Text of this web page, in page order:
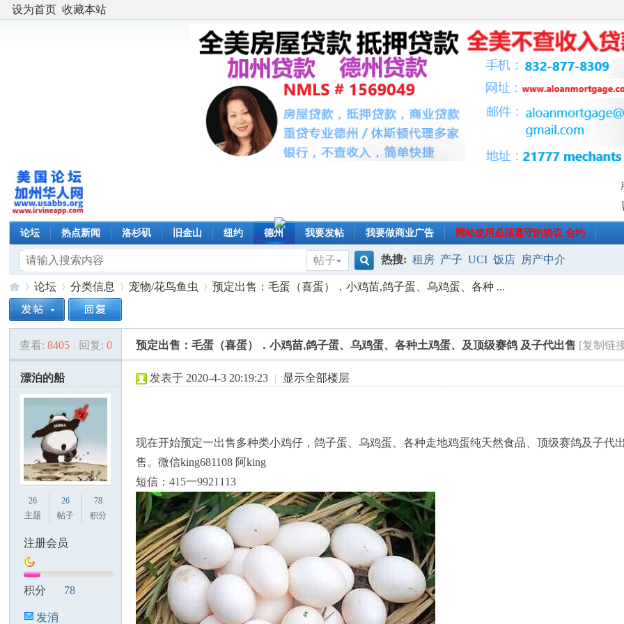
设为首页 收藏本站
论坛 热点新闻 洛杉矶 旧金山 纽约 德州 我要发帖 我要做商业广告 网站使用必须遵守的协议 合约
帖子
搜
索
热搜: 租房 产子 UCI 饭店 房产中介
美
国
»
论坛
›
分类信息 宠物/花鸟鱼虫
›
预定出售：毛蛋（喜蛋）．小鸡苗,鸽子蛋、乌鸡蛋、各种 ...
查看: 8405 | 回复: 0 预定出售：毛蛋（喜蛋）．小鸡苗,鸽子蛋、乌鸡蛋、各种土鸡蛋、及顶级赛鸽 及子代出售 [复制链
漂泊的船
26
主题
26
帖子
78
积分
注册会员
积分 78
发消
发表于 2020-4-3 20:19:23 | 显示全部楼层
现在开始预定一出售多种类小鸡仔，鸽子蛋、乌鸡蛋、各种走地鸡蛋纯天然食品、顶级赛鸽及子代
售。微信king681108 阿king
短信：415一9921113